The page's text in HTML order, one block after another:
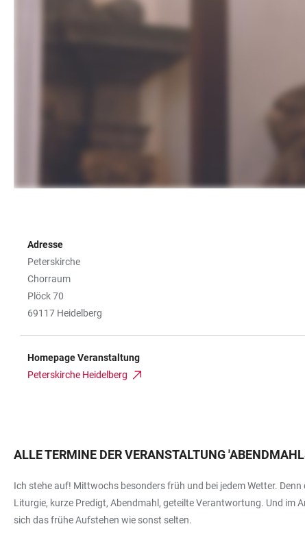
Adresse
Peterskirche
Chorraum
Plöck 70
69117 Heidelberg
Homepage Veranstaltung
Peterskirche Heidelberg
ALLE TERMINE DER VERANSTALTUNG'
Ich stehe auf! Mittwochs besonders früh und bei jedem Wetter.
Liturgie, kurze Predigt, Abendmahl, geteilte Verantwortung. Und im
sich das frühe Aufstehen wie sonst selten.